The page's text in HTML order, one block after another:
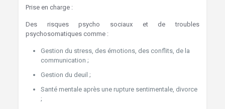
Prise en charge :
Des risques psycho sociaux et de troubles
psychosomatiques comme :
Gestion du stress, des émotions, des conflits, de la
communication ;
Gestion du deuil ;
Santé mentale après une rupture sentimentale, divorce
;